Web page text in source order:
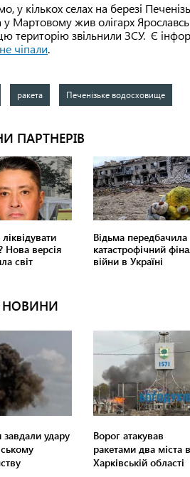
у кількох селах на березі
Мартовому жив олігарх
територію звільнили ЗСУ. Є
чіпали.
ракета Печенізьке водосховище
НОВИНИ
удару
Ворог атакував
ракетами два міста в
Харківській області